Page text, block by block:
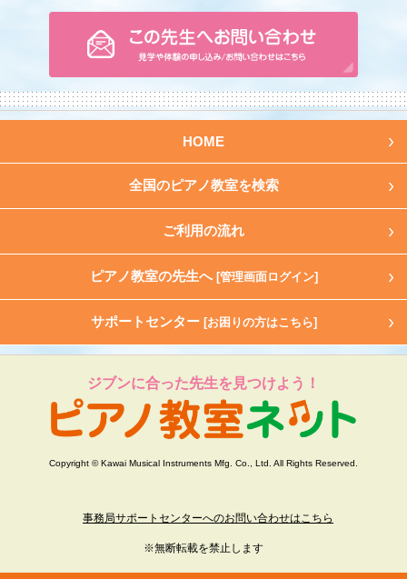
HOME
全国のピアノ教室を検索
ご利用の流れ
ピアノ教室の先生へ [管理画面ログイン]
サポートセンター [お困りの方はこちら]
ジブンに合った先生を見つけよう！
Copyright © Kawai Musical Instruments Mfg. Co., Ltd. All Rights Reserved.
事務局サポートセンターへのお問い合わせはこちら
※無断転載を禁止します